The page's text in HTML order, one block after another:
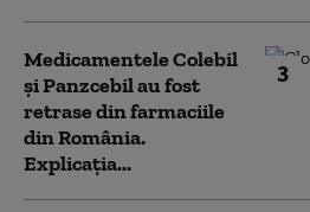
3
Medicamentele Colebil
și Panzcebil au fost
retrase din farmaciile
din România.
Explicația...